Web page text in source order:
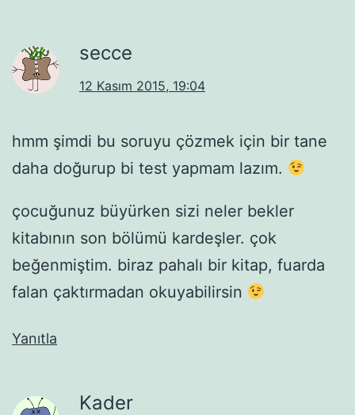
secce
12 Kasım 2015, 19:04
hmm şimdi bu soruyu çözmek için bir tane
daha doğurup bi test yapmam lazım.
çocuğunuz büyürken sizi neler bekler
kitabının son bölümü kardeşler. çok
beğenmiştim. biraz pahalı bir kitap, fuarda
falan çaktırmadan okuyabilirsin
Yanıtla
Kader